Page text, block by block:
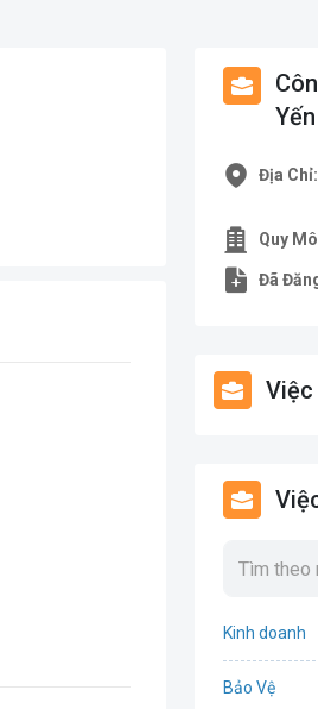
Yến
Địa Chỉ:
Quy
Đã
Việc
Kinh doanh
Bảo Vệ